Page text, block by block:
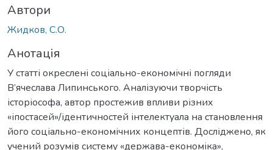
Автори
Жидков, С.О.
Анотація
У статті окреслені соціально-економічні погляди
В’ячеслава Липинського. Аналізуючи творчість
історіософа, автор простежив впливи різних
«іпостасей»/ідентичностей інтелектуала на становлення
його соціально-економічних концептів. Досліджено, як
учений розумів систему «держава-економіка»,